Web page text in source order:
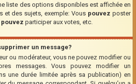
liste des options disponibles est affichée en
et des sujets, exemple: Vous pouvez poster
pouvez participer aux votes, etc.
un message?
ou modérateur, vous ne pouvez modifier ou
messages. Vous pouvez modifier un
une durée limitée après sa publication) en